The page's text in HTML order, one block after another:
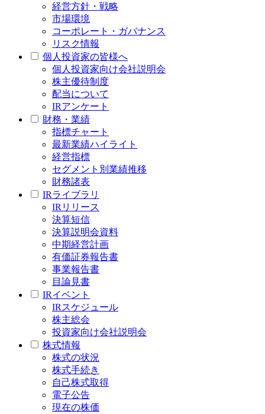
経営方針・戦略
市場環境
コーポレート・ガバナンス
リスク情報
個人投資家の皆様へ
個人投資家向け会社説明会
株主優待制度
配当について
IRアンケート
財務・業績
指標チャート
最新業績ハイライト
経営指標
セグメント別業績推移
財務諸表
IRライブラリ
IRリリース
決算短信
決算説明会資料
中期経営計画
有価証券報告書
事業報告書
目論見書
IRイベント
IRスケジュール
株主総会
投資家向け会社説明会
株式情報
株式の状況
株式手続き
自己株式取得
電子公告
現在の株価